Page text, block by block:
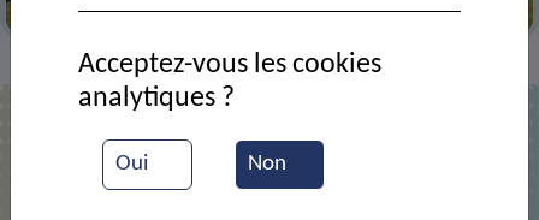
> VIE MUNICIPALE > Ressources documentaires
Liste des documents
Oui Non
Acceptez-vous les cookies
analytiques ?